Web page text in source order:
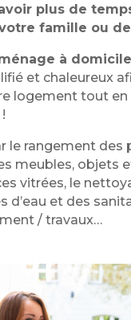
plus de
famille ou
à domicile
et chaleureux
logement tout
le rangement des
meubles, objets
vitrées, le
d’eau et des
/ travaux…